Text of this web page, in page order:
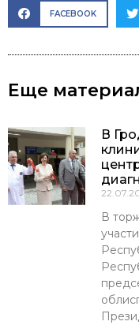
FACEBOOK
Еще
В
В